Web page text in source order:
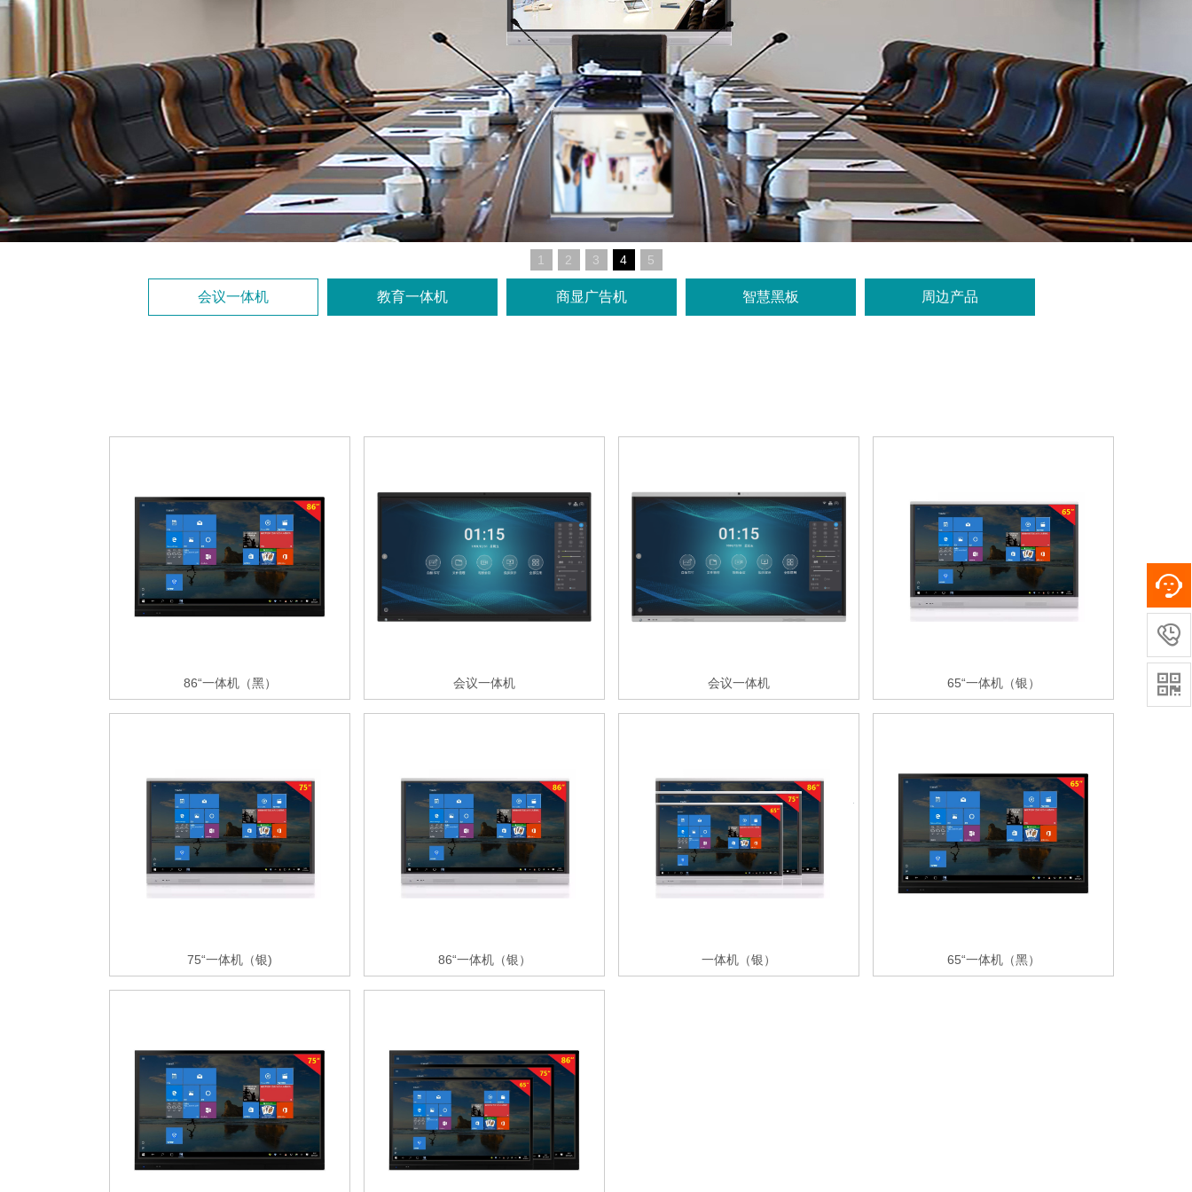
1 2 3 4 5
86“一体机（黑） 会议一体机 会议一体机 65“一体机（银）
75“一体机（银) 86“一体机（银） 一体机（银） 65“一体机（黑）
会议一体机 教育一体机 商显广告机 智慧黑板 周边产品

